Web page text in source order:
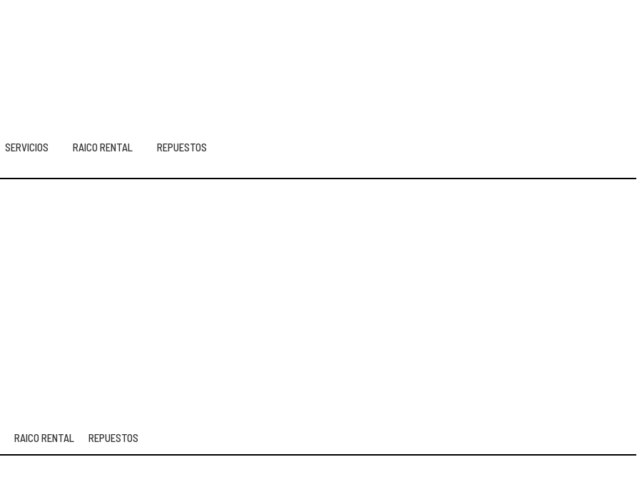
SERVICIOS RAICO RENTAL REPUESTOS
RAICO RENTAL REPUESTOS